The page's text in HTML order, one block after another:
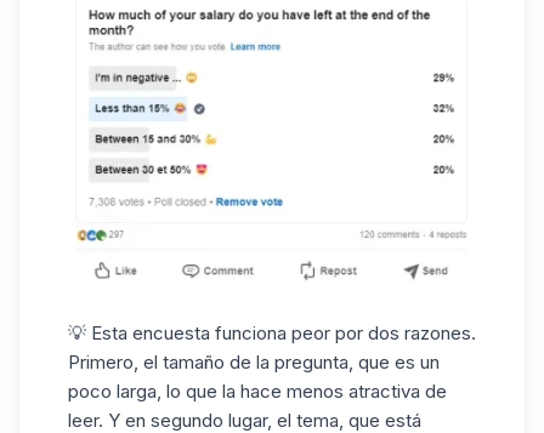
💡 Esta encuesta funciona peor por dos razones.
Primero, el tamaño de la pregunta, que es un
poco larga, lo que la hace menos atractiva de
leer. Y en segundo lugar, el tema, que está